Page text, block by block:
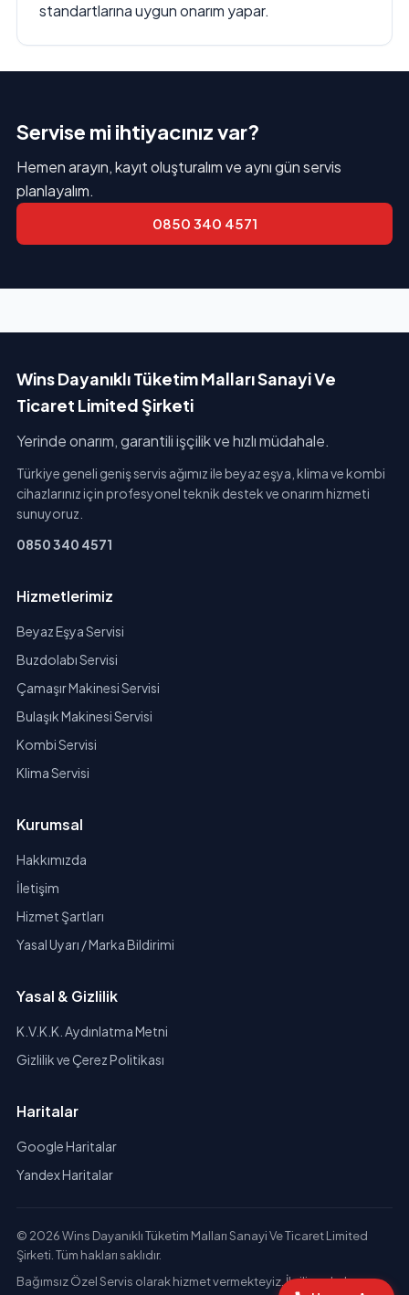
standartlarına uygun onarım yapar.
Servise mi ihtiyacınız var?
Hemen arayın, kayıt oluşturalım ve aynı gün servis
planlayalım.
0850 340 4571
Wins Dayanıklı Tüketim Malları Sanayi Ve
Ticaret Limited Şirketi
Yerinde onarım, garantili işçilik ve hızlı müdahale.
Türkiye geneli geniş servis ağımız ile beyaz eşya, klima ve kombi
cihazlarınız için profesyonel teknik destek ve onarım hizmeti
sunuyoruz.
0850 340 4571
Hizmetlerimiz
Beyaz Eşya Servisi
Buzdolabı Servisi
Çamaşır Makinesi Servisi
Bulaşık Makinesi Servisi
Kombi Servisi
Klima Servisi
Kurumsal
Hakkımızda
İletişim
Hizmet Şartları
Yasal Uyarı / Marka Bildirimi
Yasal & Gizlilik
K.V.K.K. Aydınlatma Metni
Gizlilik ve Çerez Politikası
Haritalar
Google Haritalar
Yandex Haritalar
© 2026 Wins Dayanıklı Tüketim Malları Sanayi Ve Ticaret Limited
Şirketi. Tüm hakları saklıdır.
Bağımsız Özel Servis olarak hizmet vermekteyiz. İlgili markaların